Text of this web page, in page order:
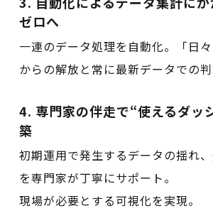
ゼロへ
一連のデータ処理を自動化。「日々
からの解放と常に最新データでの判
4. 専門家の伴走で“使えるダッ
築
初期運用で発生するデータの揺れ
を専門家が丁寧にサポート。
現場が必要とする可視化を実現。